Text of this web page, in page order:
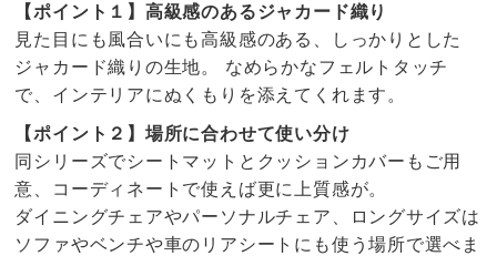
【ポイント１】高級感のあるジャカード織り
見た目にも風合いにも高級感のある、しっかりとした
ジャカード織りの生地。 なめらかなフェルトタッチ
で、インテリアにぬくもりを添えてくれます。
【ポイント２】場所に合わせて使い分け
同シリーズでシートマットとクッションカバーもご用
意、コーディネートで使えば更に上質感が。
ダイニングチェアやパーソナルチェア、ロングサイズは
ソファやベンチや車のリアシートにも使う場所で選べま